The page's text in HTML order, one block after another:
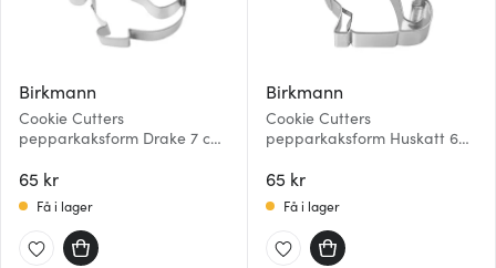
Birkmann
Cookie Cutters
pepparkaksform Drake 7 cm
65 kr
Få i lager
Birkmann
Cookie Cutters
pepparkaksform Huskatt 6
65 kr
Få i lager